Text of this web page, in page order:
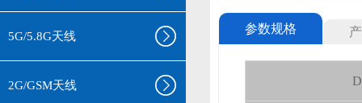
5G/5.8G天线
2G/GSM天线
参数规格